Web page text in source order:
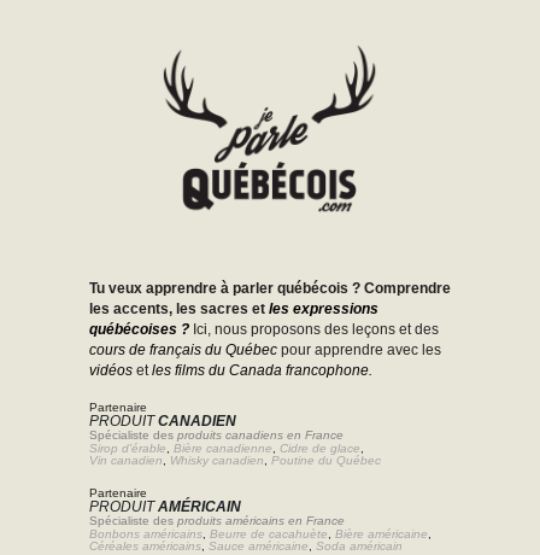
Tu veux apprendre à parler québécois ? Comprendre
les accents, les sacres et les expressions
québécoises ? Ici, nous proposons des leçons et des
cours de français du Québec pour apprendre avec les
vidéos etles films du Canada francophone.
Partenaire
PRODUITCANADIEN
Spécialiste des produits canadiens en France
Sirop d'érable, Bière canadienne, Cidre de glace,
Vin canadien, Whisky canadien, Poutine du Québec
Partenaire
PRODUITAMÉRICAIN
Spécialiste des produits américains en France
Bonbons américains, Beurre de cacahuète, Bière américaine,
Céréales américains, Sauce américaine, Soda américain